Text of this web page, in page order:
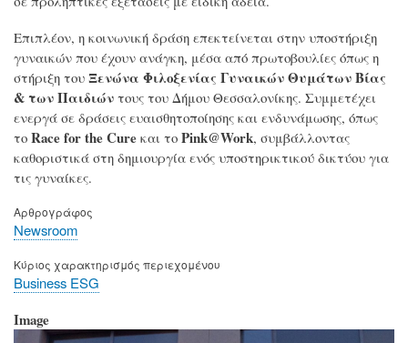
Επιπλέον, η κοινωνική δράση επεκτείνεται στην υποστήριξη
γυναικών που έχουν ανάγκη, μέσα από πρωτοβουλίες όπως η
στήριξη του Ξενώνα Φιλοξενίας Γυναικών Θυμάτων Βίας
& των Παιδιών τους του Δήμου Θεσσαλονίκης. Συμμετέχει
ενεργά σε δράσεις ευαισθητοποίησης και ενδυνάμωσης, όπως
το Race for the Cure και το Pink@Work, συμβάλλοντας
καθοριστικά στη δημιουργία ενός υποστηρικτικού δικτύου για
τις γυναίκες.
Αρθρογράφος
Newsroom
Κύριος χαρακτηρισμός περιεχομένου
Business ESG
Image